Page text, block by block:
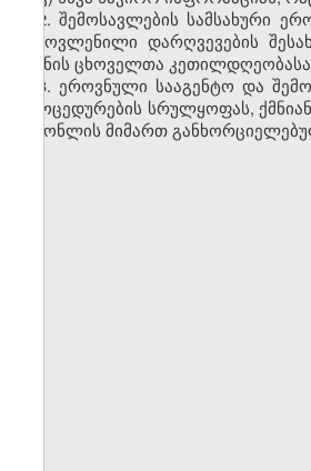
2. შემოსავლების სამსახური
გამოვლენილი დარღვევების
უქმნის ცხოველთა
3. ეროვნული სააგენტოდა
პროცედურების სრულყოფას,
საქონლის მიმართ